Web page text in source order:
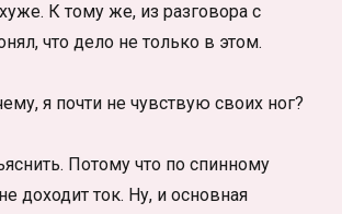
К тому же, из разговора с
что дело не только в этом.
я почти не чувствую своих ног?
Потому что по спинному
доходит ток. Ну, и основная